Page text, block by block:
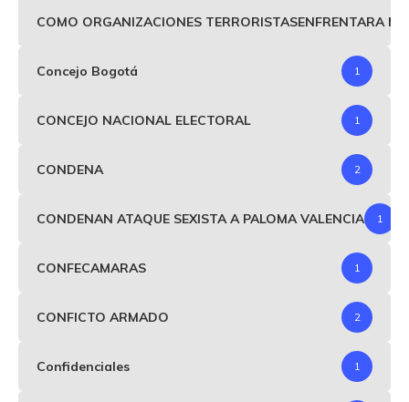
COMO ORGANIZACIONES TERRORISTASENFRENTARA
Concejo Bogotá 1
CONCEJO NACIONAL ELECTORAL 1
CONDENA 2
CONDENAN ATAQUE SEXISTA A PALOMA VALENCIA 1
CONFECAMARAS 1
CONFICTO ARMADO 2
Confidenciales 1